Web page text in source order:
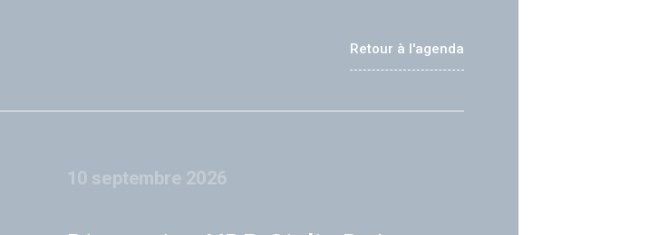
Retour à l'agenda
10 septembre 2026